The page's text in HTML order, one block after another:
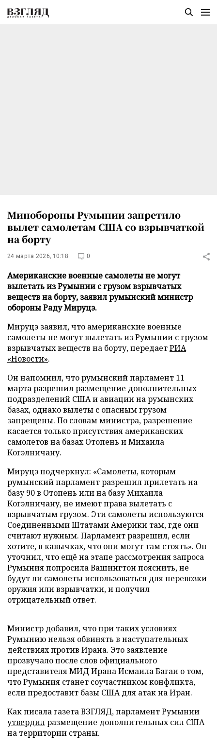
Минобороны Румынии запретило
вылет самолетам США со взрывчаткой
на борту
24 марта 2026, 10:18 0
Американские военные самолеты не могут
вылетать из Румынии с грузом взрывчатых
веществ на борту, заявил румынский министр
обороны Раду Мируцэ.
Мируцэ заявил, что американские военные
самолеты не могут вылетать из Румынии с грузом
взрывчатых веществ на борту, передаетРИА
«Новости».
Он напомнил, что румынский парламент 11
марта разрешил размещение дополнительных
подразделений США и авиации на румынских
базах, однако вылеты с опасным грузом
запрещены. По словам министра, разрешение
касается только присутствия американских
самолетов на базах Отопень и Михаила
Когэлничану.
Мируцэ подчеркнул: «Самолеты, которым
румынский парламент разрешил прилетать на
базу 90 в Отопень или на базу Михаила
Когэлничану, не имеют права вылетать с
взрывчатым грузом. Эти самолеты используются
Соединенными Штатами Америки там, где они
считают нужным. Парламент разрешил, если
хотите, в кавычках, что они могут там стоять». Он
уточнил, что ещё на этапе рассмотрения запроса
Румыния попросила Вашингтон пояснить, не
будут ли самолеты использоваться для перевозки
оружия или взрывчатки, и получил
отрицательный ответ.
Министр добавил, что при таких условиях
Румынию нельзя обвинять в наступательных
действиях против Ирана. Это заявление
прозвучало после слов официального
представителя МИД Ирана Исмаила Багаи о том,
что Румыния станет соучастником конфликта,
если предоставит базы США для атак на Иран.
Как писала газета ВЗГЛЯД, парламент Румынии
утвердилразмещение дополнительных сил США
на территории страны.